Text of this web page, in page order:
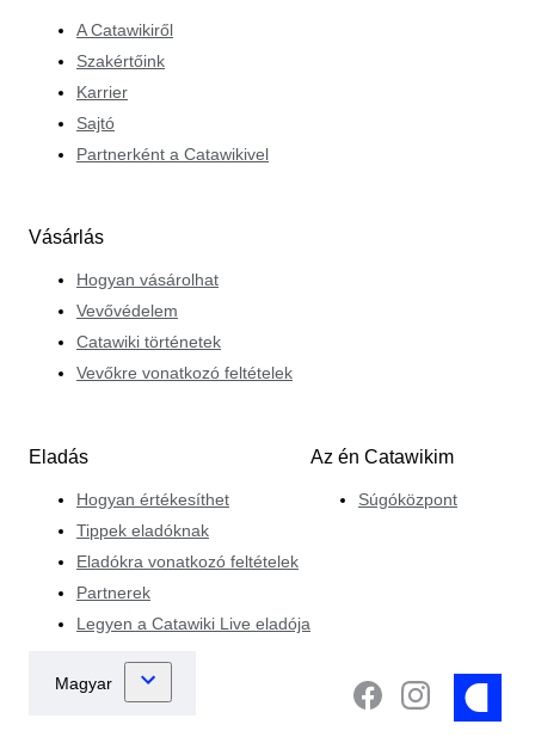
A Catawikiről
Szakértőink
Karrier
Sajtó
Partnerként a Catawikivel
Vásárlás
Hogyan vásárolhat
Vevővédelem
Catawiki történetek
Vevőkre vonatkozó feltételek
Eladás
Hogyan értékesíthet
Tippek eladóknak
Eladókra vonatkozó feltételek
Partnerek
Legyen a Catawiki Live eladója
Az én Catawikim
Súgóközpont